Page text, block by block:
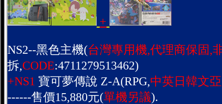
+
NS2--黑色主機(台灣專用機,代理商保固,
拆,CODE:4711279513462)
+NS1 寶可夢傳說 Z-A(RPG,中英日韓文
------售價15,880元(單機另議).